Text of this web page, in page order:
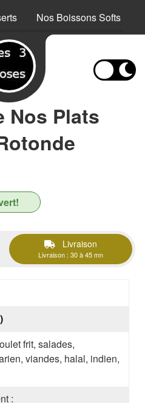
Nos Boissons Softs
Nos Plats
Livraison
Livraison : 30 à 45 mn
frit, salades,
viandes, halal, indien,
: